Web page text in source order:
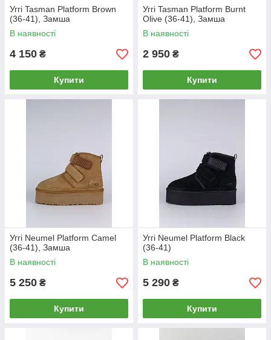
Уггі Tasman Platform Brown
(36-41), Замша
В наявності
4 150 ₴
Купити
Уггі Tasman Platform Burnt
Olive (36-41), Замша
В наявності
2 950 ₴
Купити
Уггі Neumel Platform Camel
(36-41), Замша
В наявності
5 250 ₴
Купити
Уггі Neumel Platform Black
(36-41)
В наявності
5 290 ₴
Купити